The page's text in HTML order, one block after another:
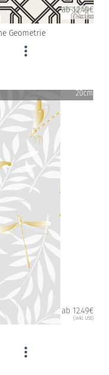
ab 12.49€
(inkl. USt)
Geometrie
20cm
ab 12.49€
(inkl. USt)